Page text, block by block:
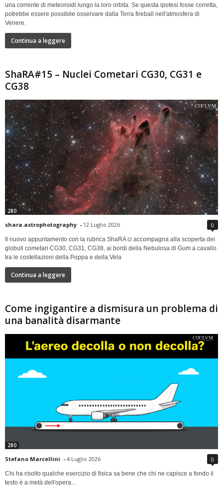
una corrente di meteoroidi lungo la loro orbita. Se questa ipotesi fosse corretta,
potrebbe essere possibile osservare dalla Terra fireball nell'atmosfera di
Venere.
Continua a leggere
ShaRA#15 – Nuclei Cometari CG30, CG31 e
CG38
280
shara.astrophotography - 12 Luglio 2026 0
Il nuovo appuntamento con la rubrica ShaRA ci accompagna alla scoperta dei
globuli cometari CG30, CG31, CG38, ai bordi della Nebulosa di Gum a cavallo
tra le costellazioni della Poppa e della Vela
Continua a leggere
Come ingigantire a dismisura un problema di
una banalità disarmante
280
Stefano Marcellini - 4 Luglio 2026 0
Chi ha risolto qualche esercizio di fisica sa bene che chi ne capisce a fondo il
testo è a metà dell'opera...